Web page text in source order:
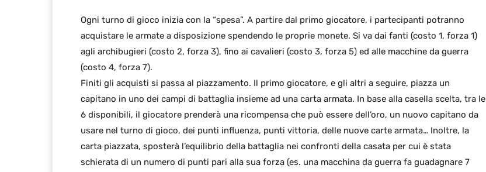
Ogni turno di gioco inizia con la “spesa”. A partire dal primo giocatore, i partecipanti potranno
acquistare le armate a disposizione spendendo le proprie monete. Si va dai fanti (costo 1, forza 1)
agli archibugieri (costo 2, forza 3), fino ai cavalieri (costo 3, forza 5) ed alle macchine da guerra
(costo 4, forza 7).
Finiti gli acquisti si passa al piazzamento. Il primo giocatore, e gli altri a seguire, piazza un
capitano in uno dei campi di battaglia insieme ad una carta armata. In base alla casella scelta, tra le
6 disponibili, il giocatore prenderà una ricompensa che può essere dell’oro, un nuovo capitano da
usare nel turno di gioco, dei punti influenza, punti vittoria, delle nuove carte armata… Inoltre, la
carta piazzata, sposterà l’equilibrio della battaglia nei confronti della casata per cui è stata
schierata di un numero di punti pari alla sua forza (es. una macchina da guerra fa guadagnare 7